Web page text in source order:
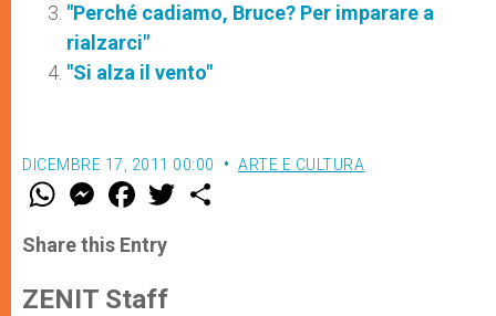
"Perché cadiamo, Bruce? Per imparare a
rialzarci"
"Si alza il vento"
DICEMBRE 17, 2011 00:00 ARTE E CULTURA
W
t
s
p
p
M
e
s
e
g
e
F
a
e
b
o
k
w
Share this Entry
ZENIT Staff